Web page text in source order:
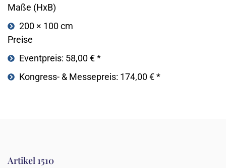
Maße (HxB)
200 × 100 cm
Preise
Eventpreis: 58,00 € *
Kongress- & Messepreis: 174,00 € *
Artikel 1510